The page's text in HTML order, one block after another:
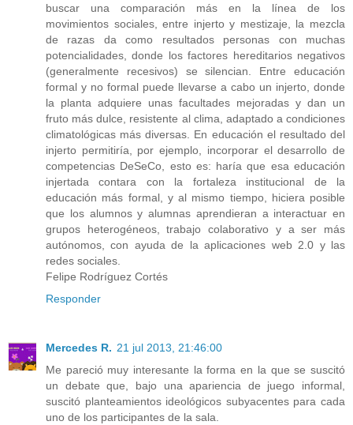
buscar una comparación más en la línea de los
movimientos sociales, entre injerto y mestizaje, la mezcla
de razas da como resultados personas con muchas
potencialidades, donde los factores hereditarios negativos
(generalmente recesivos) se silencian. Entre educación
formal y no formal puede llevarse a cabo un injerto, donde
la planta adquiere unas facultades mejoradas y dan un
fruto más dulce, resistente al clima, adaptado a condiciones
climatológicas más diversas. En educación el resultado del
injerto permitiría, por ejemplo, incorporar el desarrollo de
competencias DeSeCo, esto es: haría que esa educación
injertada contara con la fortaleza institucional de la
educación más formal, y al mismo tiempo, hiciera posible
que los alumnos y alumnas aprendieran a interactuar en
grupos heterogéneos, trabajo colaborativo y a ser más
autónomos, con ayuda de la aplicaciones web 2.0 y las
redes sociales.
Felipe Rodríguez Cortés
Responder
Mercedes R. 21 jul 2013, 21:46:00
Me pareció muy interesante la forma en la que se suscitó
un debate que, bajo una apariencia de juego informal,
suscitó planteamientos ideológicos subyacentes para cada
uno de los participantes de la sala.